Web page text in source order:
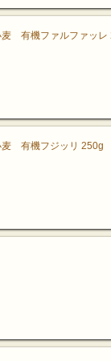
有機ファルファッレ
有機フジッリ 250g